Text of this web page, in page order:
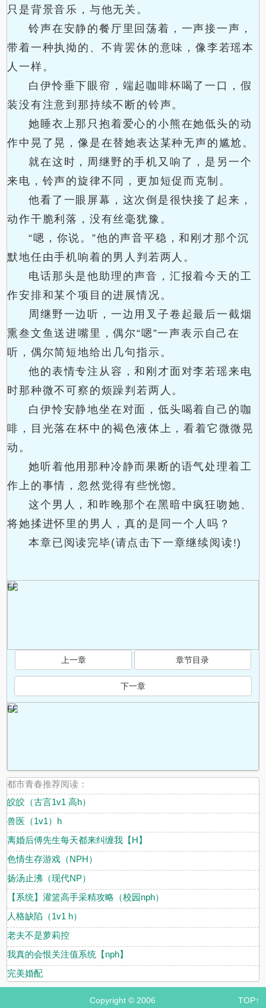
只是背景音乐，与他无关。
铃声在安静的餐厅里回荡着，一声接一声，
带着一种执拗的、不肯罢休的意味，像李若瑶本
人一样。
白伊怜垂下眼帘，端起咖啡杯喝了一口，假
装没有注意到那持续不断的铃声。
她睡衣上那只抱着爱心的小熊在她低头的动
作中晃了晃，像是在替她表达某种无声的尴尬。
就在这时，周继野的手机又响了，是另一个
来电，铃声的旋律不同，更加短促而克制。
他看了一眼屏幕，这次倒是很快接了起来，
动作干脆利落，没有丝毫犹豫。
“嗯，你说。”他的声音平稳，和刚才那个沉
默地任由手机响着的男人判若两人。
电话那头是他助理的声音，汇报着今天的工
作安排和某个项目的进展情况。
周继野一边听，一边用叉子卷起最后一截烟
熏叁文鱼送进嘴里，偶尔“嗯”一声表示自己在
听，偶尔简短地给出几句指示。
他的表情专注从容，和刚才面对李若瑶来电
时那种微不可察的烦躁判若两人。
白伊怜安静地坐在对面，低头喝着自己的咖
啡，目光落在杯中的褐色液体上，看着它微微晃
动。
她听着他用那种冷静而果断的语气处理着工
作上的事情，忽然觉得有些恍惚。
这个男人，和昨晚那个在黑暗中疯狂吻她、
将她揉进怀里的男人，真的是同一个人吗？
本章已阅读完毕(请点击下一章继续阅读!)
FF
上一章 章节目录
下一章
FF
都市青春推荐阅读：
皎皎（古言1v1 高h）
兽医（1v1）h
离婚后傅先生每天都来纠缠我【H】
色情生存游戏（NPH）
扬汤止沸（现代NP）
【系统】灌篮高手采精攻略（校园nph）
人格缺陷（1v1 h）
老夫不是萝莉控
我真的会恨关注值系统【nph】
完美婚配
Copyright © 2006 TOP↑